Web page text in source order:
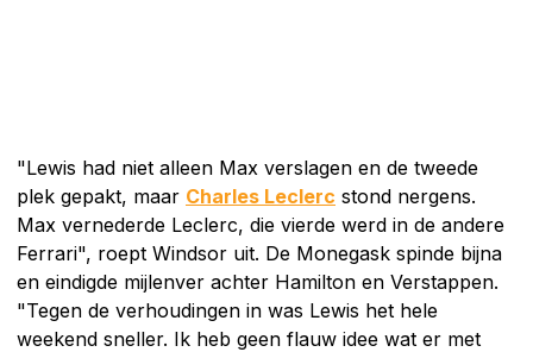
"Lewis had niet alleen Max verslagen en de tweede
plek gepakt, maar Charles Leclerc stond nergens.
Max vernederde Leclerc, die vierde werd in de andere
Ferrari", roept Windsor uit. De Monegask spinde bijna
en eindigde mijlenver achter Hamilton en Verstappen.
"Tegen de verhoudingen in was Lewis het hele
weekend sneller. Ik heb geen flauw idee wat er met